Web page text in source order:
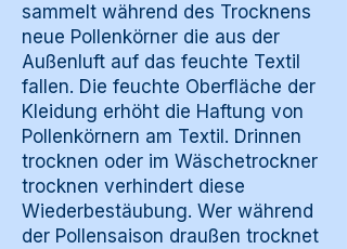
sammelt während des Trocknens
neue Pollenkörner die aus der
Außenluft auf das feuchte Textil
fallen. Die feuchte Oberfläche der
Kleidung erhöht die Haftung von
Pollenkörnern am Textil. Drinnen
trocknen oder im Wäschetrockner
trocknen verhindert diese
Wiederbestäubung. Wer während
der Pollensaison draußen trocknet